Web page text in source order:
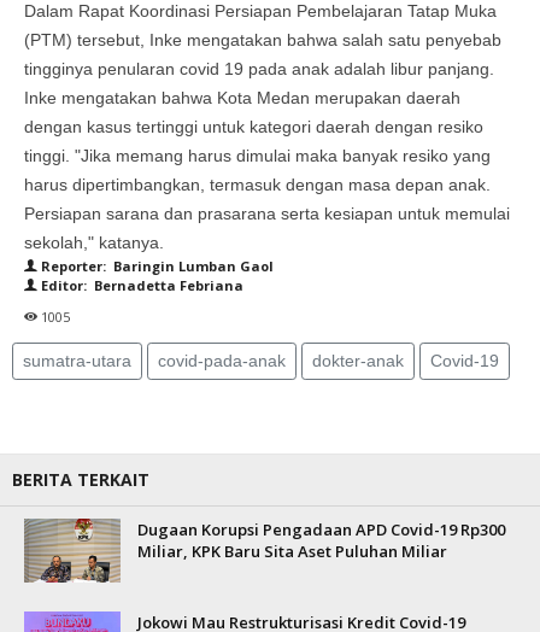
Dalam Rapat Koordinasi Persiapan Pembelajaran Tatap Muka
(PTM) tersebut, Inke mengatakan bahwa salah satu penyebab
tingginya penularan covid 19 pada anak adalah libur panjang.
Inke mengatakan bahwa Kota Medan merupakan daerah
dengan kasus tertinggi untuk kategori daerah dengan resiko
tinggi. "Jika memang harus dimulai maka banyak resiko yang
harus dipertimbangkan, termasuk dengan masa depan anak.
Persiapan sarana dan prasarana serta kesiapan untuk memulai
sekolah," katanya.
Reporter: Baringin Lumban Gaol
Editor: Bernadetta Febriana
1005
sumatra-utara covid-pada-anak dokter-anak Covid-19
BERITA TERKAIT
Dugaan Korupsi Pengadaan APD Covid-19 Rp300
Miliar, KPK Baru Sita Aset Puluhan Miliar
Jokowi Mau Restrukturisasi Kredit Covid-19